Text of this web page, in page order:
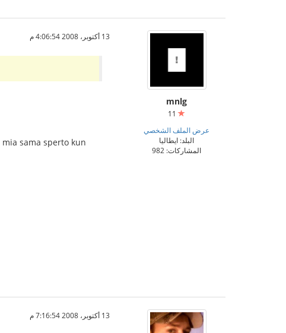
mnlg
عرض الملف الشخصي
البلد: ايطاليا
المشاركات: 982
13 أكتوبر، 2008 4:06:54 م
sama sperto kun
13 أكتوبر، 2008 7:16:54 م